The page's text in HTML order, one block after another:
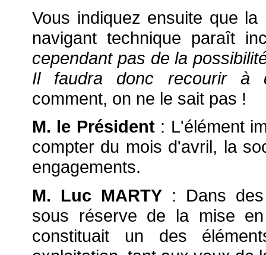
Vous indiquez ensuite que
navigant technique paraît
cependant pas de la
Il faudra donc recourir à
comment, on ne le sait pas !
M. le Président: L'élément
compter du mois d'avril, la
engagements.
M. Luc MARTY : Dans des
sous réserve de la mise
constituait un des